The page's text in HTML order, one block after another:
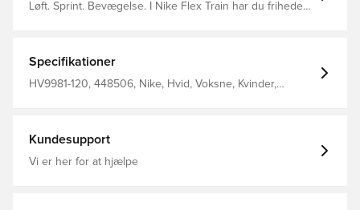
Løft. Sprint. Bevægelse. I Nike Flex Train har du friheden
Specifikationer
HV9981-120, 448506, Nike, Hvid, Voksne, Kvinder,
Kundesupport
Vi er her for at hjælpe